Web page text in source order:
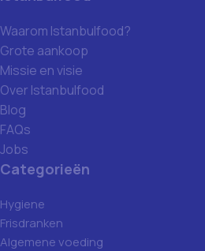
Waarom Istanbulfood?
Grote aankoop
Missie en visie
Over Istanbulfood
Blog
FAQs
Jobs
Categorieën
Hygiene
Frisdranken
Algemene voeding